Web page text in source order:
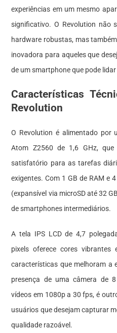
experiências em um mesmo
significativo. O Revolution não
hardware robustas, mas
inovadora para aqueles que
de um smartphone que pode
Características
Revolution
O Revolution é alimentado por
Atom Z2560 de 1,6 GHz, que
satisfatório para as tarefas
exigentes. Com 1 GB de RAM e
(expansível via microSD até 32
de smartphones intermediários.
A tela IPS LCD de 4,7
pixels oferece cores
características que melhoram a
presença de uma câmera de
vídeos em 1080p a 30 fps, é
usuários que desejam capturar
qualidade razoável.